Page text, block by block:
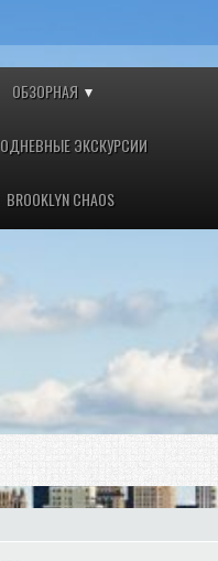
ОБЗОРНАЯ
ЭКСКУРСИИ
BROOKLYN CHAOS